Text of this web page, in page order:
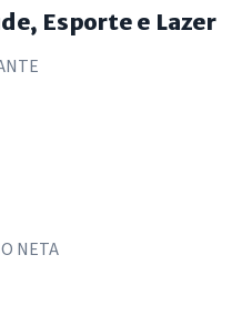
Esporte e Lazer
NETA